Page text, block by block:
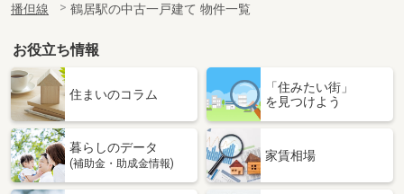
播但線
鶴居駅の中古一戸建て 物件一覧
お役立ち情報
住まいのコラム
「住みたい街」
を見つけよう
暮らしのデータ
(補助金・助成金情報)
家賃相場